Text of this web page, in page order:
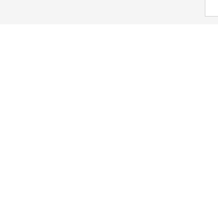
soukromí, čímž zajišťuje dodržování předpisů.